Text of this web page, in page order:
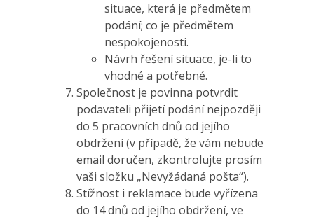
situace, která je předmětem
podání; co je předmětem
nespokojenosti.
Návrh řešení situace, je-li to
vhodné a potřebné.
Společnost je povinna potvrdit
podavateli přijetí podání nejpozději
do 5 pracovních dnů od jejího
obdržení (v případě, že vám nebude
email doručen, zkontrolujte prosím
vaši složku „Nevyžádaná pošta“).
Stížnost i reklamace bude vyřízena
do 14 dnů od jejího obdržení, ve